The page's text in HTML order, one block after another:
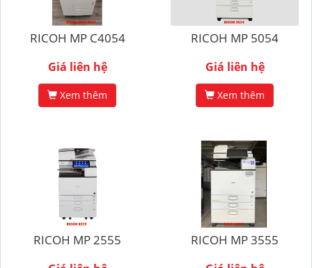
RICOH MP C4054
Giá liên hệ
Xem thêm
RICOH MP 5054
Giá liên hệ
Xem thêm
RICOH MP 2555 RICOH MP 3555